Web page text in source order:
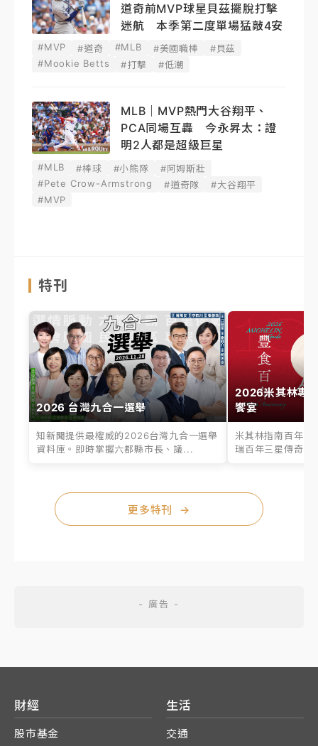
道奇前MVP球星貝茲擺脫打擊
迷航 本季第二度單場猛敲4安
#MVP #道奇 #MLB #美國職棒
#貝茲
#Mookie Betts
#打擊 #低潮
MLB｜MVP熱門大谷翔平、
PCA同場互轟 今永昇太：證
明2人都是超級巨星
#MLB #棒球 #小熊隊
#阿姆斯壯
#Pete Crow-Armstrong
#道奇隊
#大谷翔平
#MVP
特刊
2026 台灣九合一選舉
知新聞提供最權威的2026台灣九合一選舉
資料庫。即時掌握六都縣市長、議...
2026米其林專
饗宴
米其林指南百年之
瑞百年三星傳奇、
更多特刊 →
財經
股市基金
生活
交通